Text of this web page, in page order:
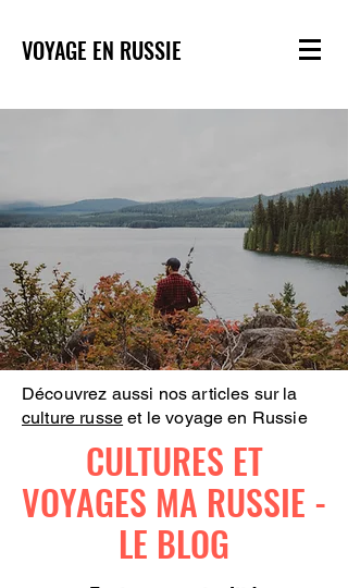
VOYAGE EN RUSSIE
Découvrez aussi nos articles sur la
culture russe et le voyage en Russie
CULTURES ET
VOYAGES MA RUSSIE -
LE BLOG